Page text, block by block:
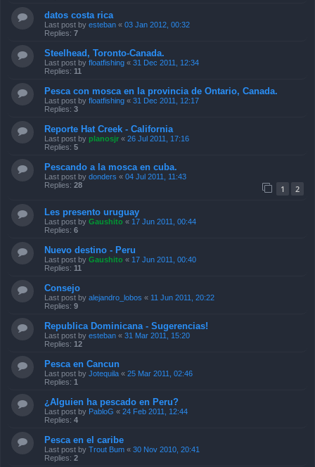
datos costa rica
Last post by esteban « 03 Jan 2012, 00:32
Replies: 7
Steelhead, Toronto-Canada.
Last post by floatfishing « 31 Dec 2011, 12:34
Replies: 11
Pesca con mosca en la provincia de Ontario, Canada.
Last post by floatfishing « 31 Dec 2011, 12:17
Replies: 3
Reporte Hat Creek - California
Last post by planosjr « 26 Jul 2011, 17:16
Replies: 5
Pescando a la mosca en cuba.
Last post by donders « 04 Jul 2011, 11:43
Replies: 28 1 2
Les presento uruguay
Last post by Gaushito « 17 Jun 2011, 00:44
Replies: 6
Nuevo destino - Peru
Last post by Gaushito « 17 Jun 2011, 00:40
Replies: 11
Consejo
Last post by alejandro_lobos « 11 Jun 2011, 20:22
Replies: 9
Republica Dominicana - Sugerencias!
Last post by esteban « 31 Mar 2011, 15:20
Replies: 12
Pesca en Cancun
Last post by Jotequila « 25 Mar 2011, 02:46
Replies: 1
¿Alguien ha pescado en Peru?
Last post by PabloG « 24 Feb 2011, 12:44
Replies: 4
Pesca en el caribe
Last post by Trout Bum « 30 Nov 2010, 20:41
Replies: 2